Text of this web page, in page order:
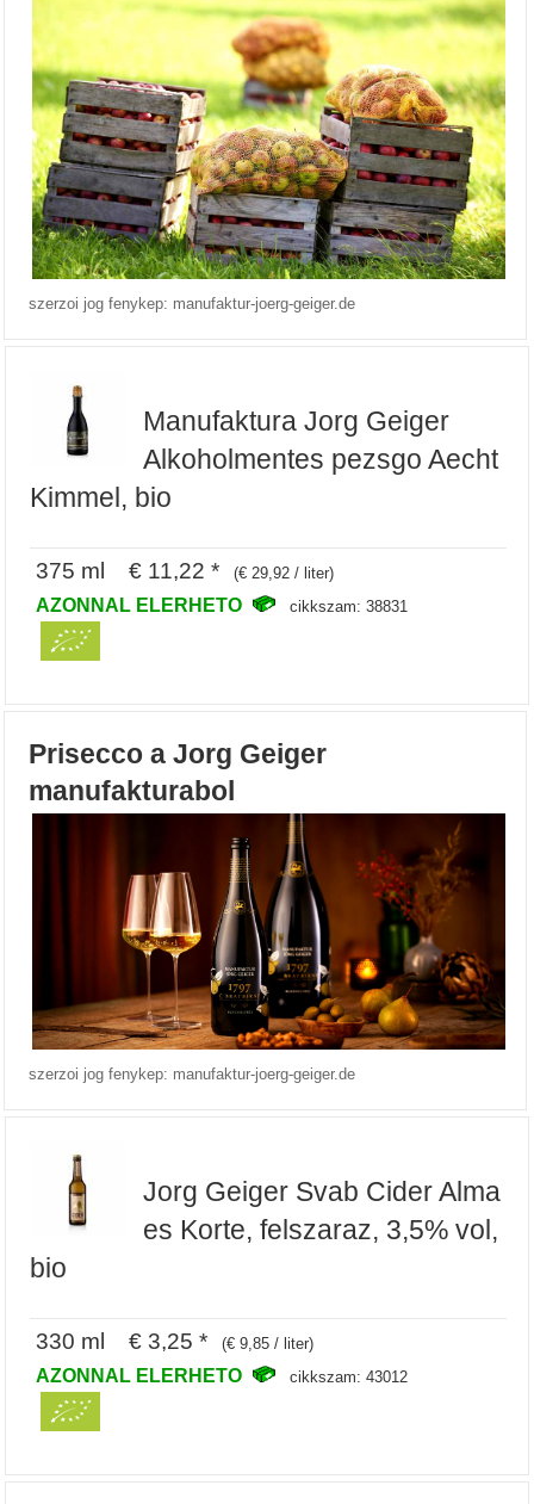
szerzoi jog fenykep: manufaktur-joerg-geiger.de
Manufaktura Jorg Geiger
Alkoholmentes pezsgo Aecht
Kimmel, bio
375 ml € 11,22 * (€ 29,92 / liter)
AZONNAL ELERHETO cikkszam: 38831
Prisecco a Jorg Geiger
manufakturabol
szerzoi jog fenykep: manufaktur-joerg-geiger.de
Jorg Geiger Svab Cider Alma
es Korte, felszaraz, 3,5% vol,
bio
330 ml € 3,25 * (€ 9,85 / liter)
AZONNAL ELERHETO cikkszam: 43012